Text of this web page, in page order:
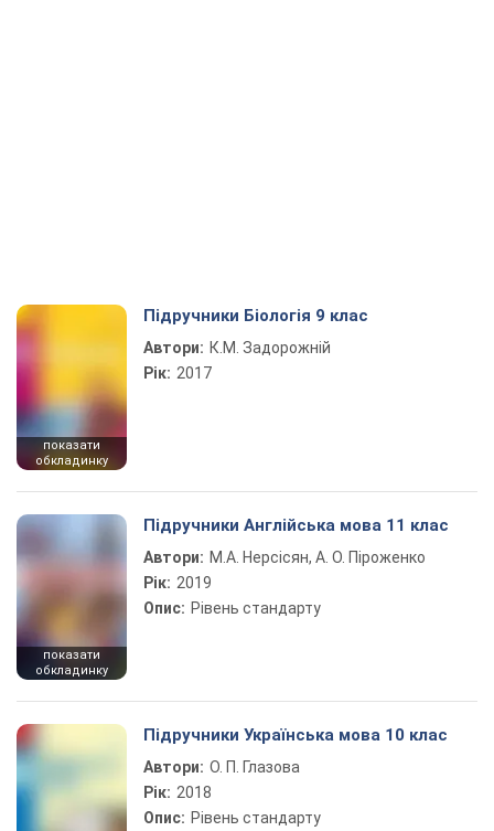
показати
обкладинку
Підручники Біологія 9 клас
Автори: К.М. Задорожній
Рік: 2017
показати
обкладинку
Підручники Англійська мова 11 клас
Автори: М.А. Нерсісян, А. О. Піроженко
Рік: 2019
Опис: Рівень стандарту
Підручники Українська мова 10 клас
Автори: О. П. Глазова
Рік: 2018
Опис: Рівень стандарту